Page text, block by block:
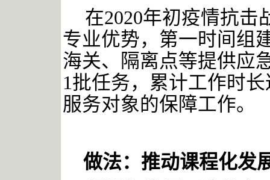
在2020年初疫情抗击
专业优势，第一时间组
海关、隔离点等提供应
1批任务，累计工作时
服务对象的保障工作。
做法：推动课程化发